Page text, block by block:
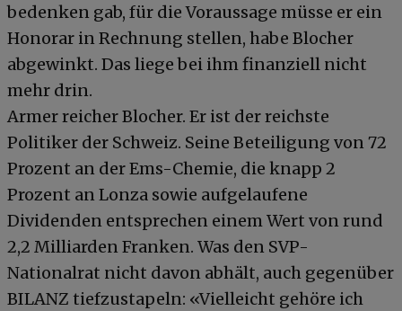
bedenken gab, für die Voraussage müsse er ein
Honorar in Rechnung stellen, habe Blocher
abgewinkt. Das liege bei ihm finanziell nicht
mehr drin.
Armer reicher Blocher. Er ist der reichste
Politiker der Schweiz. Seine Beteiligung von 72
Prozent an der Ems-Chemie, die knapp 2
Prozent an Lonza sowie aufgelaufene
Dividenden entsprechen einem Wert von rund
2,2 Milliarden Franken. Was den SVP-
Nationalrat nicht davon abhält, auch gegenüber
BILANZ tiefzustapeln: «Vielleicht gehöre ich